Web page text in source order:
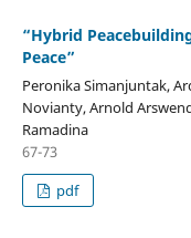
“Hybrid
Peace”
Peronika Simanjuntak,
Novianty, Arnold
Ramadina
67-73
pdf